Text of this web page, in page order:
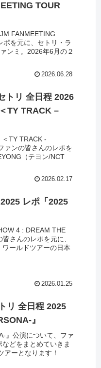
TOUR
FANMEETING
ポを元に、セトリ・ラ
ンミ。2026年6月の２
2026.06.28
トリ 全日程 2026
TY TRACK –
TY TRACK -
ァンの皆さんのレポを
（テヨン/NCT
2026.02.17
レポ「2025
4 : DREAM THE
さんのレポを元に、
ールドツアーの日本
2026.01.25
リ 全日程 2025
』
』公演について、ファ
どをまとめていきま
ーとなります！